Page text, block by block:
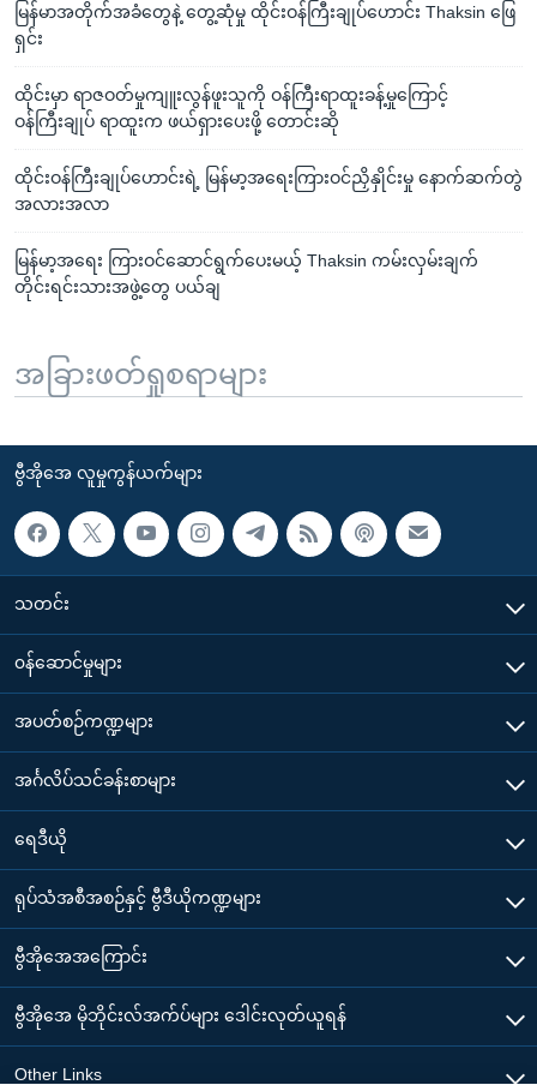
မြန်မာအတိုက်အခံတွေနဲ့ တွေ့ဆုံမှု ထိုင်းဝန်ကြီးချုပ်ဟောင်း Thaksin ဖြေ
ရှင်း
ထိုင်းမှာ ရာဇဝတ်မှုကျူးလွန်ဖူးသူကို ဝန်ကြီးရာထူးခန့်မှုကြောင့်
ဝန်ကြီးချုပ် ရာထူးက ဖယ်ရှားပေးဖို့ တောင်းဆို
ထိုင်းဝန်ကြီးချုပ်ဟောင်းရဲ့ မြန်မာ့အရေးကြားဝင်ညှိနှိုင်းမှု နောက်ဆက်တွဲ
အလားအလာ
မြန်မာ့အရေး ကြားဝင်ဆောင်ရွက်ပေးမယ့် Thaksin ကမ်းလှမ်းချက်
တိုင်းရင်းသားအဖွဲ့တွေ ပယ်ချ
အခြားဖတ်ရှုစရာများ
ဗွီအိုအေ လူမှုကွန်ယက်များ
သတင်း
၀န်ဆောင်မှုများ
အပတ်စဉ်ကဏ္ဍများ
အင်္ဂလိပ်သင်ခန်းစာများ
ရေဒီယို
ရုပ်သံအစီအစဉ်နှင့် ဗွီဒီယိုကဏ္ဍများ
ဗွီအိုအေအကြောင်း
ဗွီအိုအေ မိုဘိုင်းလ်အက်ပ်များ ဒေါင်းလုတ်ယူရန်
Other Links